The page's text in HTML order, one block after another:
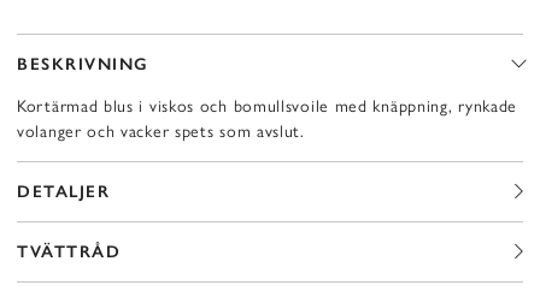
BESKRIVNING
Kortärmad blus i viskos och bomullsvoile med knäppning, rynkade
volanger och vacker spets som avslut.
DETALJER
TVÄTTRÅD